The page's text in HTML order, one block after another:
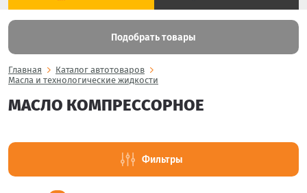
Подобрать товары
Главная
Каталог автотоваров
Масла и технологические жидкости
МАСЛО КОМПРЕССОРНОЕ
Фильтры